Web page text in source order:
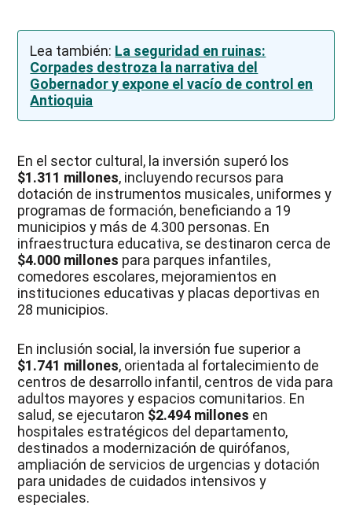
Lea también: La seguridad en ruinas:
Corpades destroza la narrativa del
Gobernador y expone el vacío de control en
Antioquia
En el sector cultural, la inversión superó los
$1.311 millones, incluyendo recursos para
dotación de instrumentos musicales, uniformes y
programas de formación, beneficiando a 19
municipios y más de 4.300 personas. En
infraestructura educativa, se destinaron cerca de
$4.000 millones para parques infantiles,
comedores escolares, mejoramientos en
instituciones educativas y placas deportivas en
28 municipios.
En inclusión social, la inversión fue superior a
$1.741 millones, orientada al fortalecimiento de
centros de desarrollo infantil, centros de vida para
adultos mayores y espacios comunitarios. En
salud, se ejecutaron $2.494 millones en
hospitales estratégicos del departamento,
destinados a modernización de quirófanos,
ampliación de servicios de urgencias y dotación
para unidades de cuidados intensivos y
especiales.